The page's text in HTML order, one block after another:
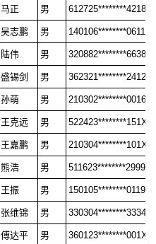
马正 男 612725********4218
吴志鹏 男 140106********0611
陆伟 男 320882********6638
盛锡剑 男 362321********2412
孙萌 男 210302********0016
王克远 男 522423********151X
王嘉鹏 男 210304********101X
熊浩 男 511623********2999
王振 男 150105********0119
张维锦 男 330304********3334
傅达平 男 360123********001X